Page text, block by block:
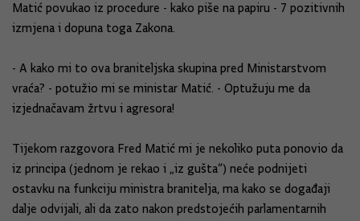
Matić povukao iz procedure - kako piše na papiru - 7 pozitivnih
izmjena i dopuna toga Zakona.
- A kako mi to ova braniteljska skupina pred Ministarstvom
vraća? - potužio mi se ministar Matić. - Optužuju me da
izjednačavam žrtvu i agresora!
Tijekom razgovora Fred Matić mi je nekoliko puta ponovio da
iz principa (jednom je rekao i „iz gušta“) neće podnijeti
ostavku na funkciju ministra branitelja, ma kako se događaji
dalje odvijali, ali da zato nakon predstojećih parlamentarnih